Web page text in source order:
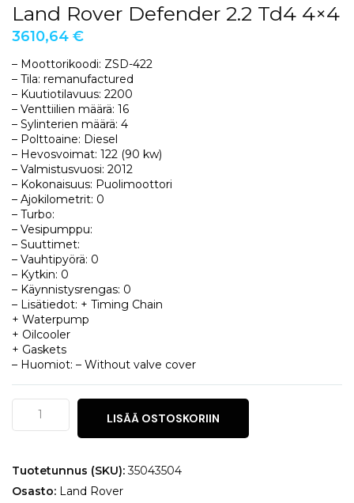
Land Rover Defender 2.2 Td4 4×4
3610,64 €
– Moottorikoodi: ZSD-422
– Tila: remanufactured
– Kuutiotilavuus: 2200
– Venttiilien määrä: 16
– Sylinterien määrä: 4
– Polttoaine: Diesel
– Hevosvoimat: 122 (90 kw)
– Valmistusvuosi: 2012
– Kokonaisuus: Puolimoottori
– Ajokilometrit: 0
– Turbo:
– Vesipumppu:
– Suuttimet:
– Vauhtipyörä: 0
– Kytkin: 0
– Käynnistysrengas: 0
– Lisätiedot: + Timing Chain
+ Waterpump
+ Oilcooler
+ Gaskets
– Huomiot: – Without valve cover
Land
Rover
Defender
Td4
määrä
LISÄÄ OSTOSKORIIN
Tuotetunnus (SKU):35043504
Osasto: Land Rover